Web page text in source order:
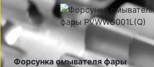
Форсунка омывателя фары